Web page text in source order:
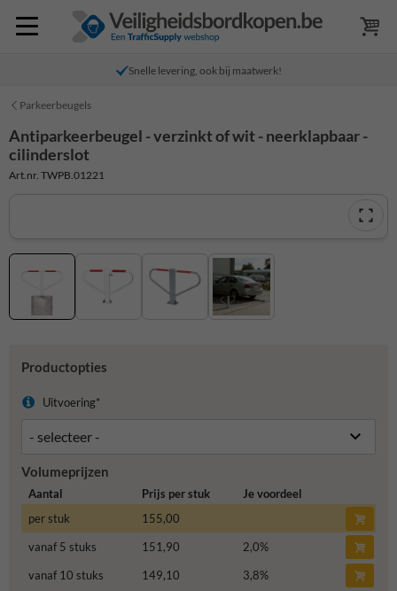
Snelle levering, ook bij maatwerk!
Parkeerbeugels
Antiparkeerbeugel - verzinkt of wit - neerklapbaar -
cilinderslot
Art.nr. TWPB.01221
Productopties
Uitvoering*
Volumeprijzen
Aantal Prijs per stuk
Je voordeel
per stuk
155,00
vanaf 5 stuks
151,90 2,0%
vanaf 10 stuks
149,10 3,8%